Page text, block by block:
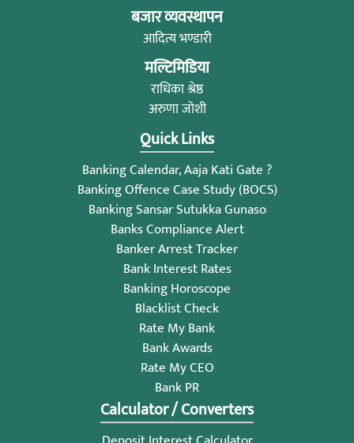
बजार व्यवस्थापन
आदित्य भण्डारी
मल्टिमिडिया
राधिका श्रेष्ठ
अरुणा जोशी
Quick Links
Banking Calendar, Aaja Kati Gate ?
Banking Offence Case Study (BOCS)
Banking Sansar Sutukka Gunaso
Banks Compliance Alert
Banker Arrest Tracker
Bank Interest Rates
Banking Horoscope
Blacklist Check
Rate My Bank
Bank Awards
Rate My CEO
Bank PR
Calculator / Converters